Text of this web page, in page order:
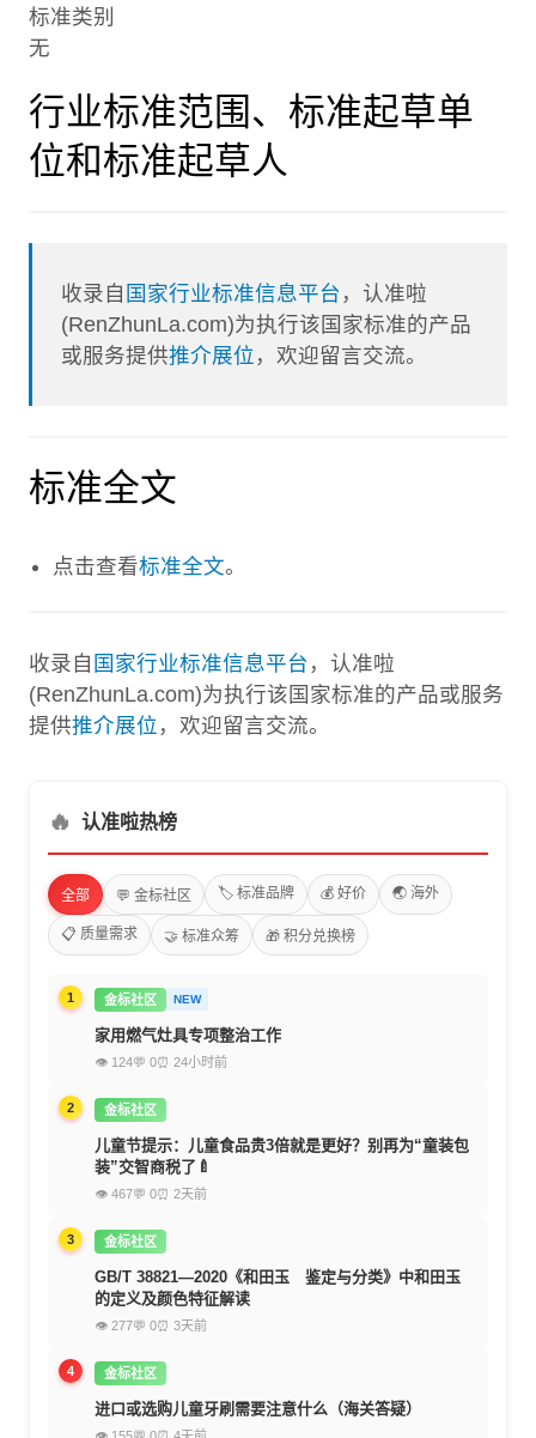
标准类别
无
行业标准范围、标准起草单
位和标准起草人
收录自 国家行业标准信息平台 ，认准啦
(RenZhunLa.com)为执行该国家标准的产品
或服务提供推介展位 ，欢迎留言交流。
标准全文
点击查看标准全文。
收录自 国家行业标准信息平台 ，认准啦
(RenZhunLa.com)为执行该国家标准的产品或服务
提供推介展位 ，欢迎留言交流。
🔥 认准啦热榜
全部 💬 金标社区 🏷️ 标准品牌 💰 好价 🌏 海外
📋 质量需求 🤝 标准众筹 🎁 积分兑换榜
1 金标社区 NEW
家用燃气灶具专项整治工作
👁 124💬 0⏰ 24小时前
2 金标社区
儿童节提示：儿童食品贵3倍就是更好？别再为“童装包
装”交智商税了🍼
👁 467💬 0⏰ 2天前
3 金标社区
GB/T 38821—2020《和田玉 鉴定与分类》中和田玉
的定义及颜色特征解读
👁 277💬 0⏰ 3天前
4 金标社区
进口或选购儿童牙刷需要注意什么（海关答疑）
👁 155💬 0⏰ 4天前